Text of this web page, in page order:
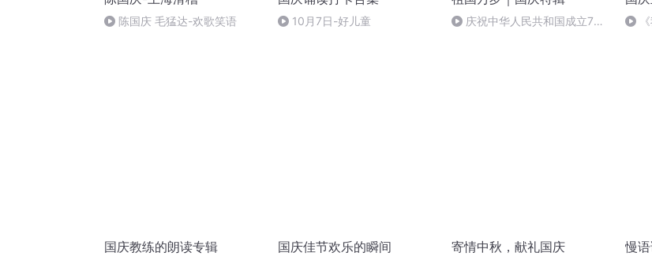
陈国庆 毛猛达-欢歌笑语 10月7日-好儿童
庆祝中华人民共和国成立73
国庆教练的朗读专辑 国庆佳节欢乐的瞬间 寄情中秋，献礼国庆 慢